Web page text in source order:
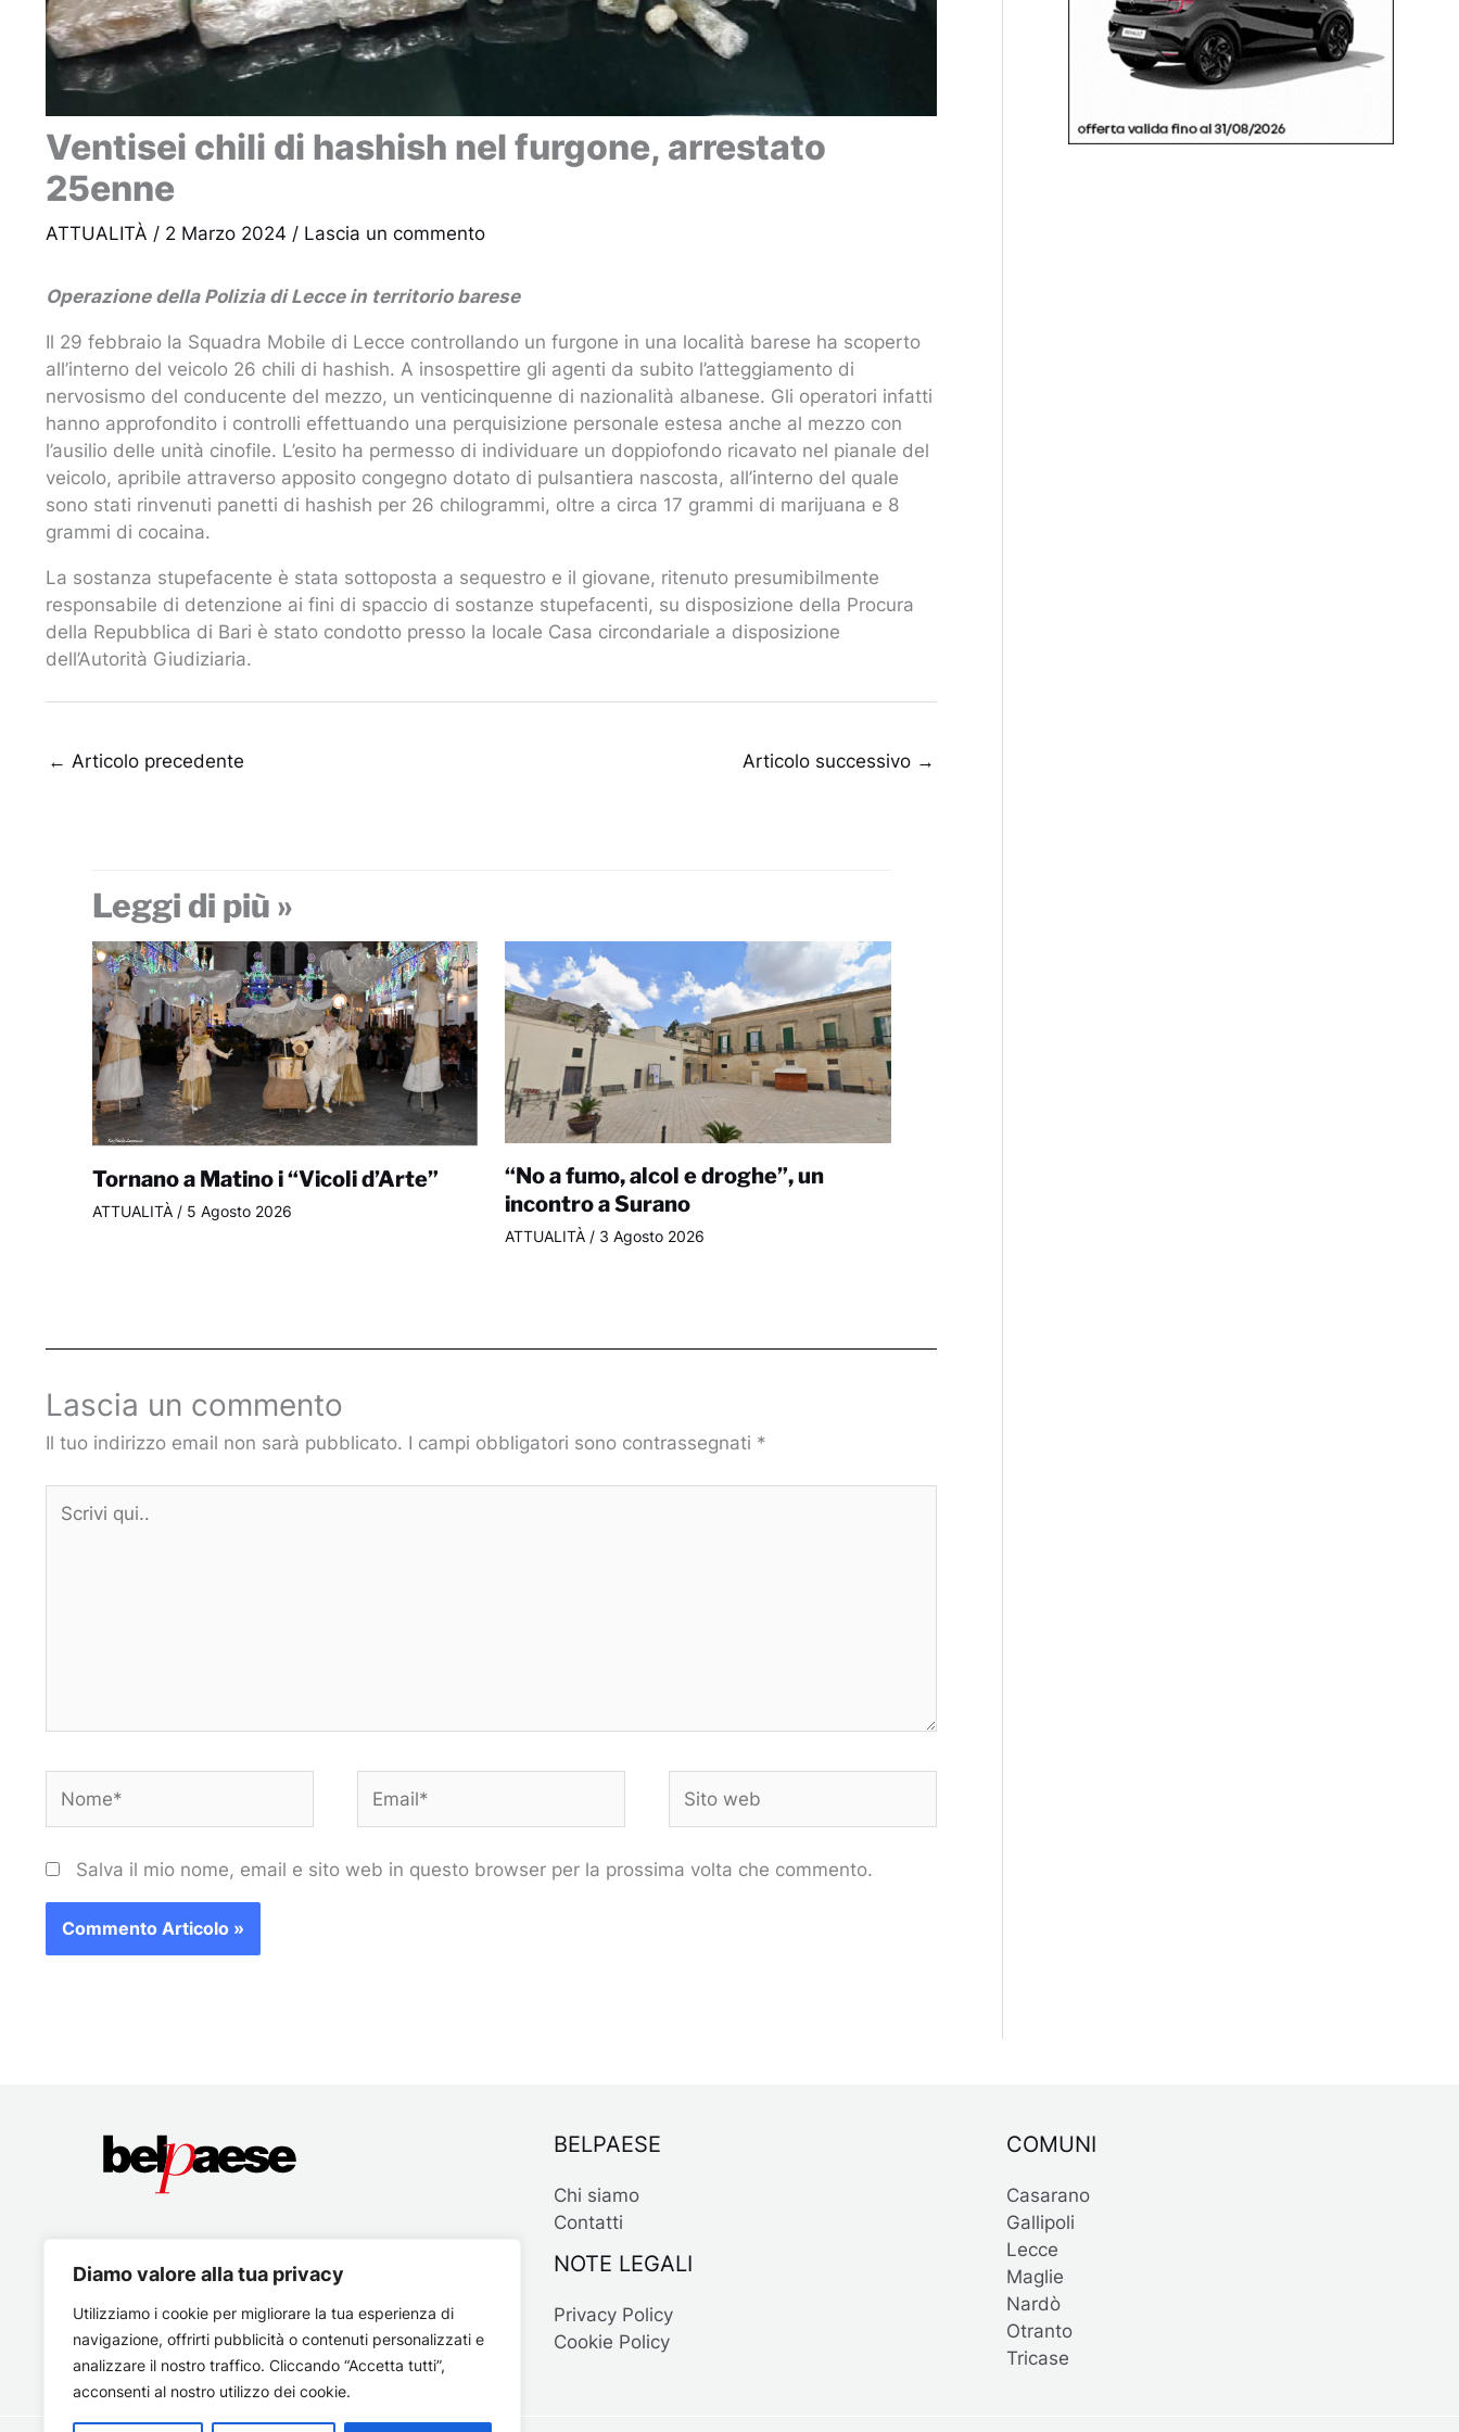
Diamo valore alla tua privacy
Utilizziamo i cookie per migliorare la tua esperienza di
navigazione, offrirti pubblicità o contenuti personalizzati e
analizzare il nostro traffico. Cliccando “Accetta tutti”,
acconsenti al nostro utilizzo dei cookie.
Ventisei chili di hashish nel furgone, arrestato
25enne
ATTUALITÀ / 2 Marzo 2024 / Lascia un commento
Operazione della Polizia di Lecce in territorio barese
Il 29 febbraio la Squadra Mobile di Lecce controllando un furgone in una località barese ha scoperto
all’interno del veicolo 26 chili di hashish. A insospettire gli agenti da subito l’atteggiamento di
nervosismo del conducente del mezzo, un venticinquenne di nazionalità albanese. Gli operatori infatti
hanno approfondito i controlli effettuando una perquisizione personale estesa anche al mezzo con
l’ausilio delle unità cinofile. L’esito ha permesso di individuare un doppiofondo ricavato nel pianale del
veicolo, apribile attraverso apposito congegno dotato di pulsantiera nascosta, all’interno del quale
sono stati rinvenuti panetti di hashish per 26 chilogrammi, oltre a circa 17 grammi di marijuana e 8
grammi di cocaina.
La sostanza stupefacente è stata sottoposta a sequestro e il giovane, ritenuto presumibilmente
responsabile di detenzione ai fini di spaccio di sostanze stupefacenti, su disposizione della Procura
della Repubblica di Bari è stato condotto presso la locale Casa circondariale a disposizione
dell’Autorità Giudiziaria.
← Articolo precedente Articolo successivo →
Leggi di più »
Tornano a Matino i “Vicoli d’Arte”
ATTUALITÀ/ 5 Agosto 2026
“No a fumo, alcol e droghe”, un
incontro a Surano
ATTUALITÀ / 3 Agosto 2026
Lascia un commento
Il tuo indirizzo email non sarà pubblicato. I campi obbligatori sono contrassegnati *
qui..
web
Salva il mio nome, email e sito web in questo browser per la prossima volta che commento.
BELPAESE
Chi siamo
Contatti
NOTE LEGALI
Privacy Policy
Cookie Policy
COMUNI
Casarano
Gallipoli
Lecce
Maglie
Nardò
Otranto
Tricase